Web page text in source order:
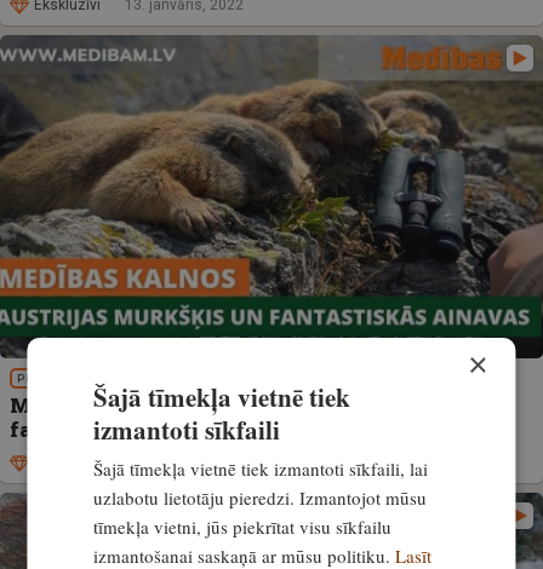
Ekskluzīvi 13. janvāris, 2022
PIEREDZE
Medības kalnos. Austrijas murkšķis un
fantastiskās ainavas
Ekskluzīvi 7. janvāris, 2022
×
Šajā tīmekļa vietnē tiek
izmantoti sīkfaili
Šajā tīmekļa vietnē tiek izmantoti sīkfaili, lai
uzlabotu lietotāju pieredzi. Izmantojot mūsu
tīmekļa vietni, jūs piekrītat visu sīkfailu
izmantošanai saskaņā ar mūsu politiku.Lasīt